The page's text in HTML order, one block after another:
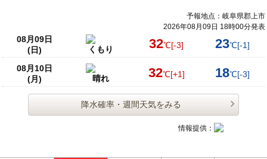
予報地点：岐阜県郡上市
2026年08月09日 18時00分発表
08月09日
(日)
くもり 32℃[-3] 23℃[-1]
08月10日
(月)
晴れ 32℃[+1] 18℃[-3]
降水確率・週間天気をみる
情報提供：